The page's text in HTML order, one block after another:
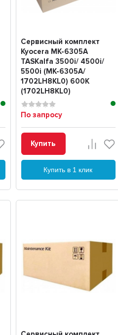
Сервисный комплект
Kyocera MK-6305A
TASKalfa 3500i/ 4500i/
5500i (MK-6305A/
1702LH8KL0) 600K
(1702LH8KL0)
По запросу
Купить
Купить в 1 клик